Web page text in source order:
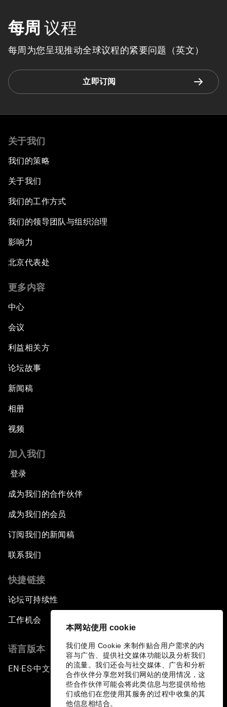
本网站使用 cookie
我们使用 Cookie 来制作贴合用户需求的内
容与广告、提供社交媒体功能以及分析我们
的流量。我们还会与社交媒体、广告和分析
合作伙伴分享您对我们网站的使用情况，这
些合作伙伴可能会将此类信息与您提供给他
们或他们在您使用其服务的过程中收集的其
他信息相结合。
每周 议程
每周为您呈现推动全球议程的紧要问题（英文）
立即订阅
关于我们
我们的策略
关于我们
我们的工作方式
我们的领导团队与组织治理
影响力
北京代表处
更多内容
中心
会议
利益相关方
论坛故事
新闻稿
相册
视频
加入我们
登录
成为我们的合作伙伴
成为我们的会员
订阅我们的新闻稿
联系我们
快捷链接
论坛可持续性
工作机会
语言版本
EN ▪ES▪中文▪ 日本語